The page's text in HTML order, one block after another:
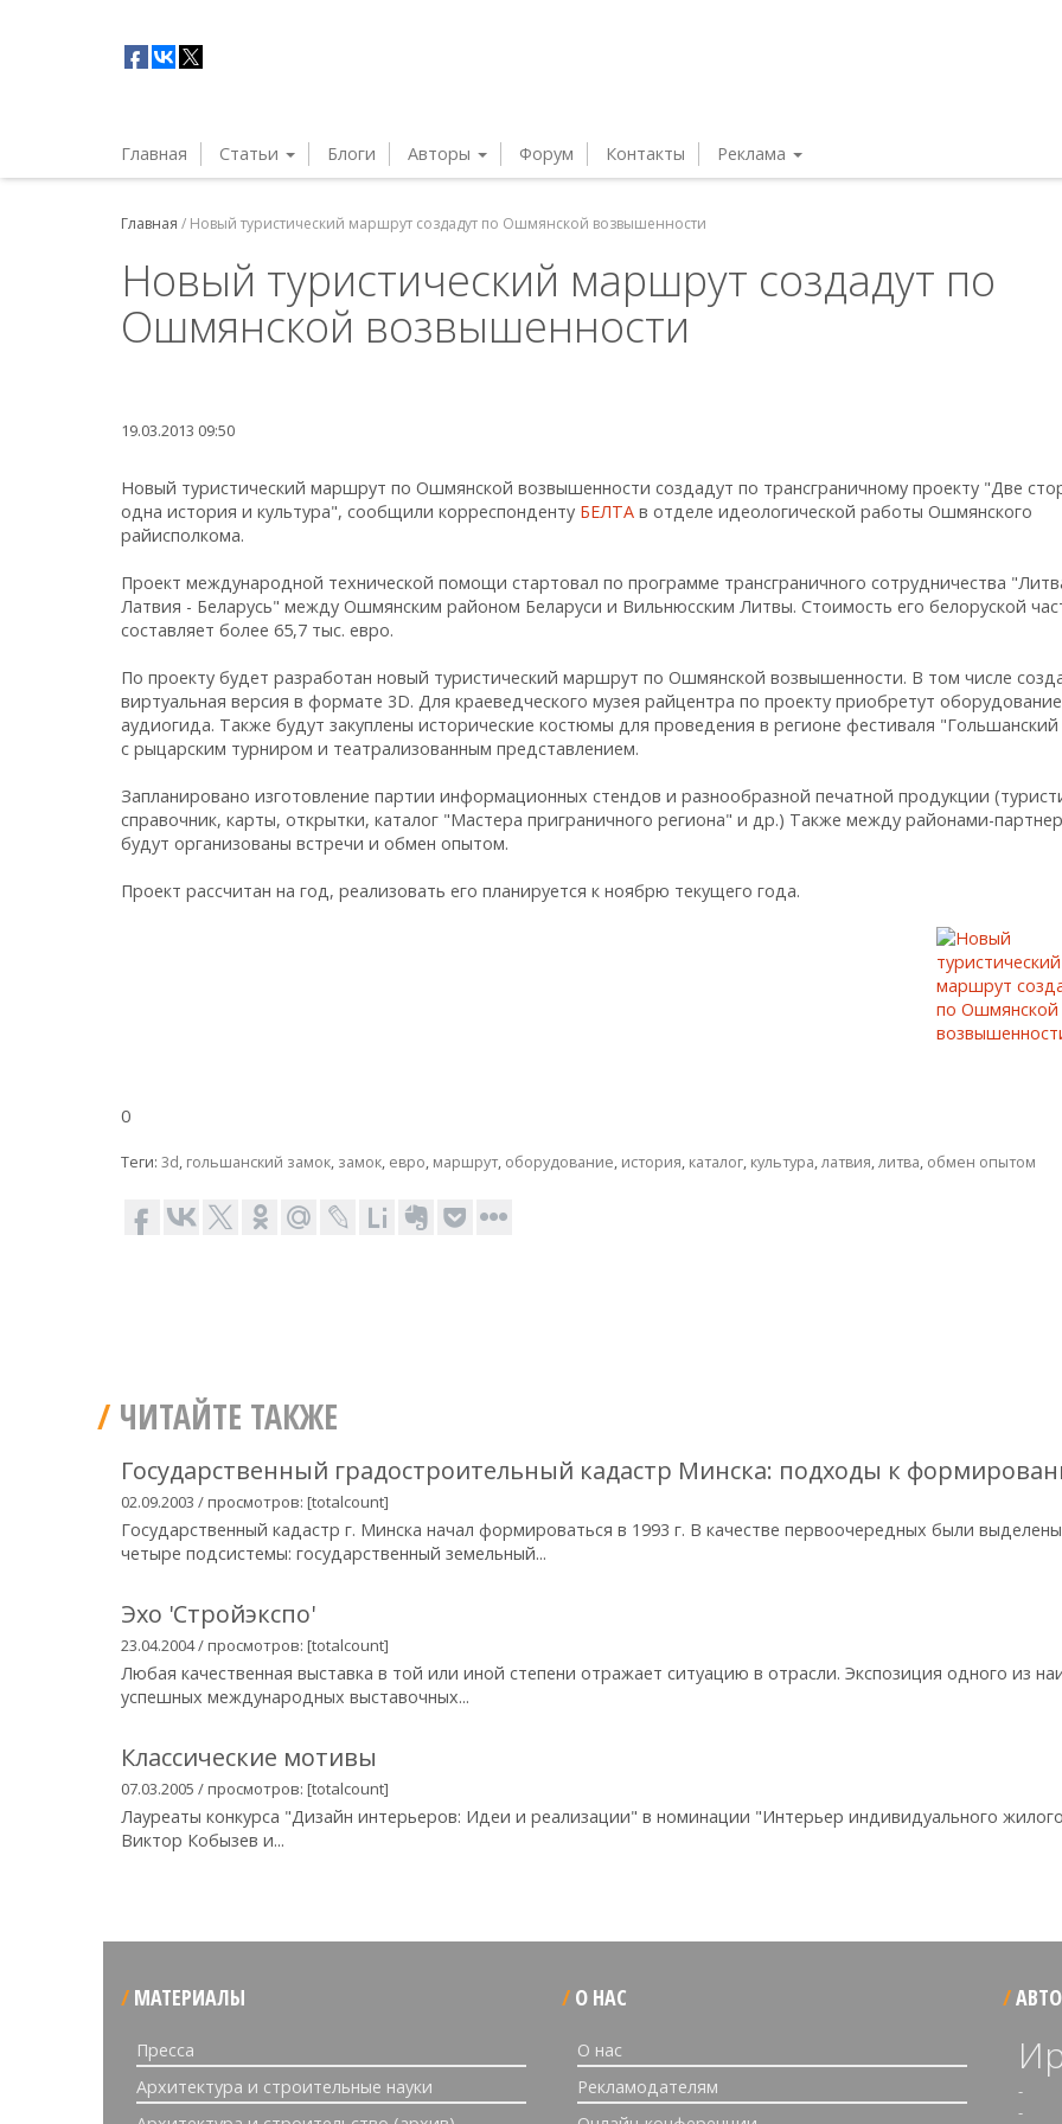
Главная Статьи Блоги Авторы Форум Контакты Реклама
Главная / Новый туристический маршрут создадут по Ошмянской возвышенности
Новый туристический маршрут создадут по
Ошмянской возвышенности
19.03.2013 09:50
Новый туристический маршрут по Ошмянской возвышенности создадут по трансграничному проекту "Две
одна история и культура", сообщили корреспонденту БЕЛТА в отделе идеологической работы Ошмянского
райисполкома.
Проект международной технической помощи стартовал по программе трансграничного сотрудничества
Латвия - Беларусь" между Ошмянским районом Беларуси и Вильнюсским Литвы. Стоимость его белоруской
составляет более 65,7 тыс. евро.
По проекту будет разработан новый туристический маршрут по Ошмянской возвышенности. В том числе
виртуальная версия в формате 3D. Для краеведческого музея райцентра по проекту приобретут оборудование
аудиогида. Также будут закуплены исторические костюмы для проведения в регионе фестиваля
с рыцарским турниром и театрализованным представлением.
Запланировано изготовление партии информационных стендов и разнообразной печатной продукции
справочник, карты, открытки, каталог "Мастера приграничного региона" и др.) Также между районами-
будут организованы встречи и обмен опытом.
Проект рассчитан на год, реализовать его планируется к ноябрю текущего года.
0
Теги: 3d, гольшанский замок, замок, евро, маршрут, оборудование, история, каталог, культура,латвия,литва, обмен опытом
ЧИТАЙТЕ ТАКЖЕ
Государственный градостроительный кадастр Минска: подходы к
02.09.2003 / просмотров: [totalcount]
Государственный кадастр г. Минска начал формироваться в 1993 г. В качестве первоочередных были выделены
четыре подсистемы: государственный земельный...
Эхо 'Cтройэкспо'
23.04.2004 / просмотров: [totalcount]
Любая качественная выставка в той или иной степени отражает ситуацию в отрасли. Экспозиция одного из
успешных международных выставочных...
Классические мотивы
07.03.2005 / просмотров: [totalcount]
Лауреаты конкурса "Дизайн интерьеров: Идеи и реализации" в номинации "Интерьер индивидуального
Виктор Кобызев и...
МАТЕРИАЛЫ
Пресса
Архитектура и строительные науки
О НАС
О нас
Рекламодателям
-
-